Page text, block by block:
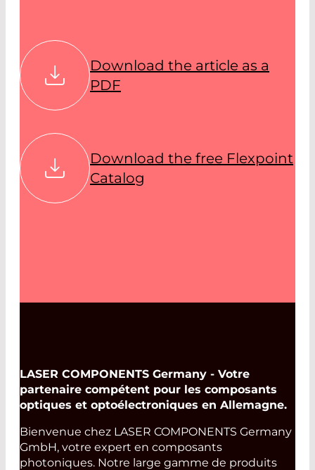
Download the article as a
PDF
Download the free Flexpoint
Catalog
LASER COMPONENTS Germany - Votre
partenaire compétent pour les composants
optiques et optoélectroniques en Allemagne.
Bienvenue chez LASER COMPONENTS Germany
GmbH, votre expert en composants
photoniques. Notre large gamme de produits